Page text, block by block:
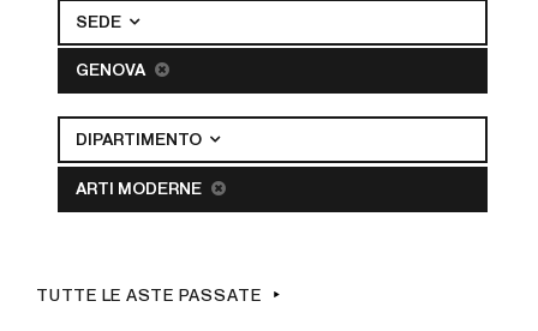
SEDE
GENOVA
DIPARTIMENTO
ARTI MODERNE
TUTTE LE ASTE PASSATE